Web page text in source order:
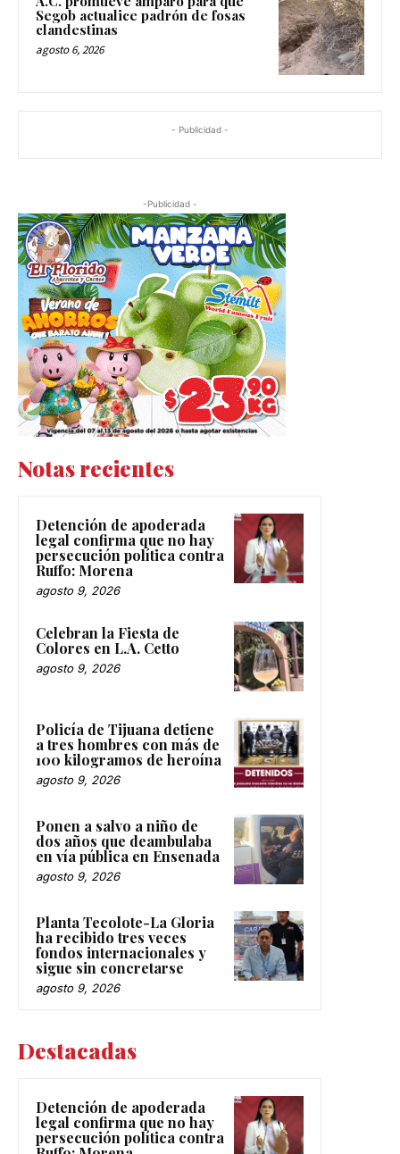
Segob actualice padrón de fosas
clandestinas
agosto 6, 2026
- Publicidad -
-Publicidad -
Notas recientes
Detención de apoderada
legal confirma que no hay
persecución política contra
Ruffo: Morena
agosto 9, 2026
Celebran la Fiesta de
Colores en L.A. Cetto
agosto 9, 2026
Policía de Tijuana detiene
a tres hombres con más de
100 kilogramos de heroína
agosto 9, 2026
Ponen a salvo a niño de
dos años que deambulaba
en vía pública en Ensenada
agosto 9, 2026
Planta Tecolote-La Gloria
ha recibido tres veces
fondos internacionales y
sigue sin concretarse
agosto 9, 2026
Destacadas
Detención de apoderada
legal confirma que no hay
persecución política contra